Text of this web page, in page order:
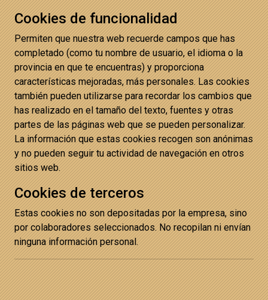
Cookies de funcionalidad
Permiten que nuestra web recuerde campos que has
completado (como tu nombre de usuario, el idioma o la
provincia en que te encuentras) y proporciona
características mejoradas, más personales. Las cookies
también pueden utilizarse para recordar los cambios que
has realizado en el tamaño del texto, fuentes y otras
partes de las páginas web que se pueden personalizar.
La información que estas cookies recogen son anónimas
y no pueden seguir tu actividad de navegación en otros
sitios web.
Cookies de terceros
Estas cookies no son depositadas por la empresa, sino
por colaboradores seleccionados. No recopilan ni envían
ninguna información personal.